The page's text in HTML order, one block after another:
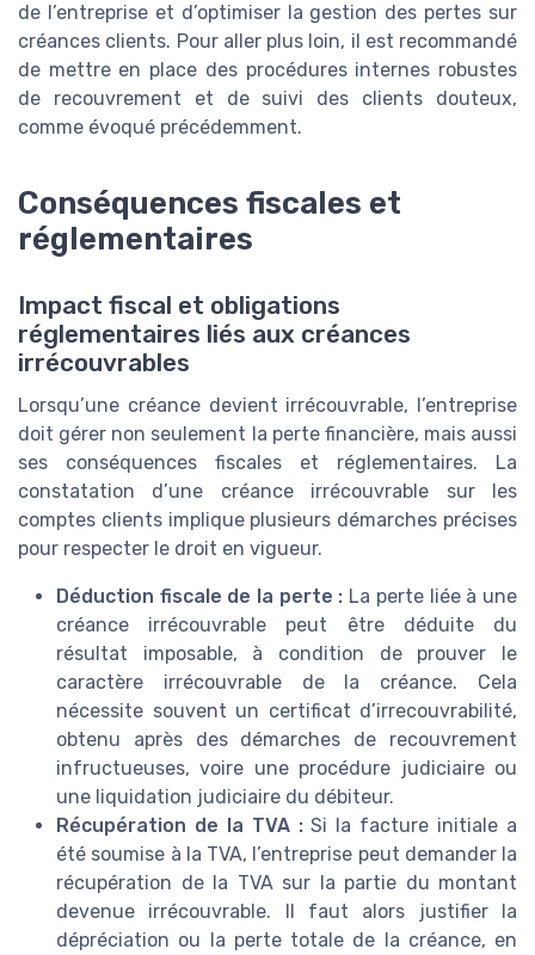
de l’entreprise et d’optimiser la gestion des pertes sur
créances clients. Pour aller plus loin, il est recommandé
de mettre en place des procédures internes robustes
de recouvrement et de suivi des clients douteux,
comme évoqué précédemment.
Conséquences fiscales et
réglementaires
Impact fiscal et obligations
réglementaires liés aux créances
irrécouvrables
Lorsqu’une créance devient irrécouvrable, l’entreprise
doit gérer non seulement la perte financière, mais aussi
ses conséquences fiscales et réglementaires. La
constatation d’une créance irrécouvrable sur les
comptes clients implique plusieurs démarches précises
pour respecter le droit en vigueur.
Déduction fiscale de la perte : La perte liée à une
créance irrécouvrable peut être déduite du
résultat imposable, à condition de prouver le
caractère irrécouvrable de la créance. Cela
nécessite souvent un certificat d’irrecouvrabilité,
obtenu après des démarches de recouvrement
infructueuses, voire une procédure judiciaire ou
une liquidation judiciaire du débiteur.
Récupération de la TVA :Si la facture initiale a
été soumise à la TVA, l’entreprise peut demander la
récupération de la TVA sur la partie du montant
devenue irrécouvrable. Il faut alors justifier la
dépréciation ou la perte totale de la créance, en